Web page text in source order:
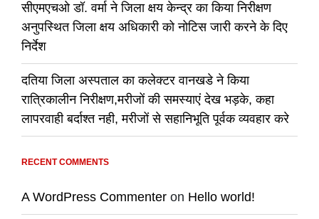
सीएमएचओ डॉ. वर्मा ने जिला क्षय केन्द्र का किया निरीक्षण
अनुपस्थित जिला क्षय अधिकारी को नोटिस जारी करने के दिए
निर्देश
दतिया जिला अस्पताल का कलेक्टर वानखडे ने किया
रात्रिकालीन निरीक्षण,मरीजों की समस्याएं देख भड़के, कहा
लापरवाही बर्दाश्त नही, मरीजों से सहानिभूति पूर्वक व्यवहार करे
RECENT COMMENTS
A WordPress Commenter on Hello world!